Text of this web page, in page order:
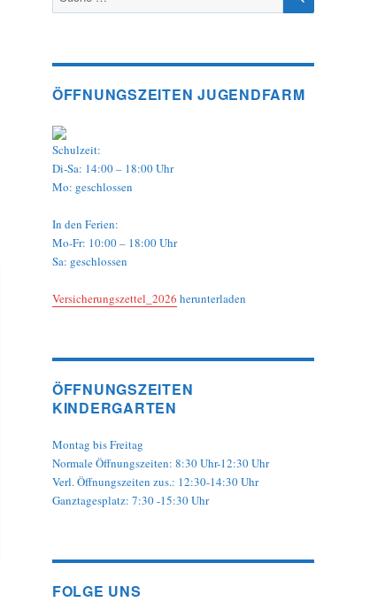
nach:
ÖFFNUNGSZEITEN JUGENDFARM
Schulzeit:
Di-Sa: 14:00 – 18:00 Uhr
Mo: geschlossen
In den Ferien:
Mo-Fr: 10:00 – 18:00 Uhr
Sa: geschlossen
Versicherungszettel_2026 herunterladen
ÖFFNUNGSZEITEN
KINDERGARTEN
Montag bis Freitag
Normale Öffnungszeiten: 8:30 Uhr-12:30 Uhr
Verl. Öffnungszeiten zus.: 12:30-14:30 Uhr
Ganztagesplatz: 7:30 -15:30 Uhr
FOLGE UNS